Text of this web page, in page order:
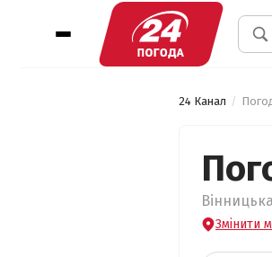
24 Канал
Змінити